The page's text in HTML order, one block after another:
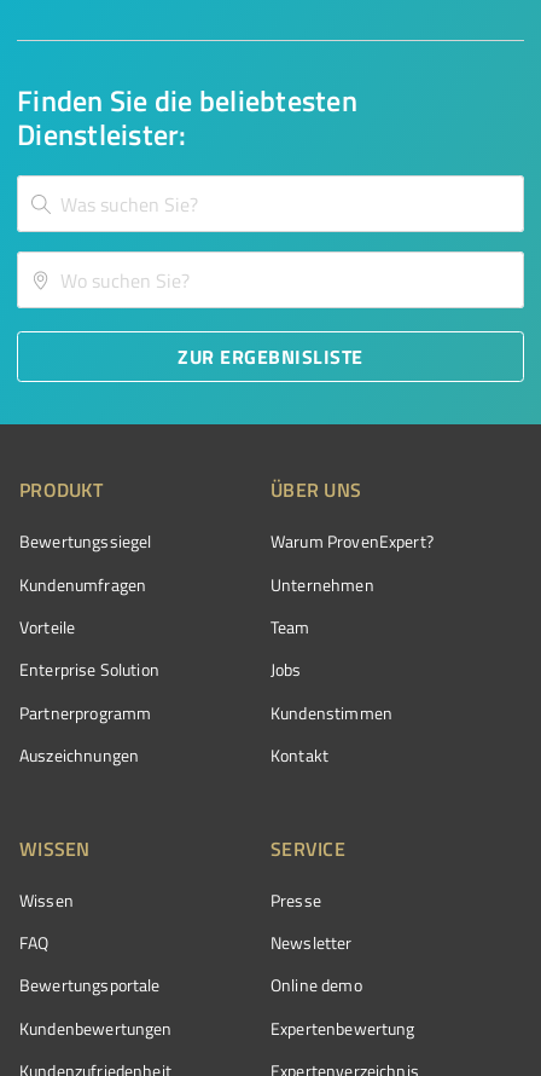
Finden Sie die beliebtesten
Dienstleister:
ZUR ERGEBNISLISTE
PRODUKT
Bewertungssiegel
Kundenumfragen
Vorteile
Enterprise Solution
Partnerprogramm
Auszeichnungen
ÜBER UNS
Warum ProvenExpert?
Unternehmen
Team
Jobs
Kundenstimmen
Kontakt
WISSEN
Wissen
FAQ
Bewertungsportale
Kundenbewertungen
Kundenzufriedenheit
SERVICE
Presse
Newsletter
Online demo
Expertenbewertung
Expertenverzeichnis